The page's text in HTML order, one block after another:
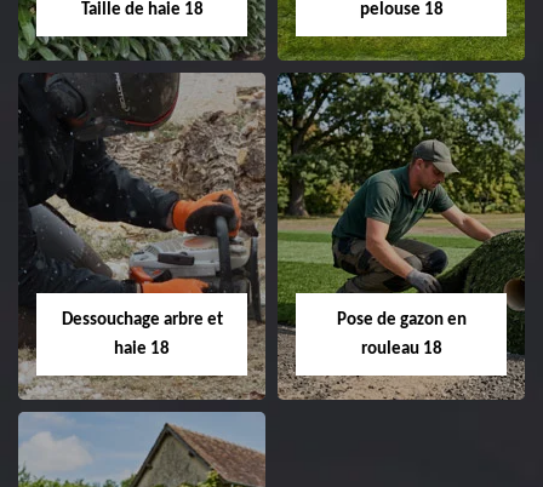
Taille de haie 18
Taille de haie 18
Entreprise taille de haie
18 Cher tel:
02.52.56.49.40
pelouse 18
Tonte et réfection
de pelouse 18
Entreprise tonte et
Cher tel: 02.52.56.49.40
Dessouchage arbre et
haie 18
Pose de gazon en
rouleau 18